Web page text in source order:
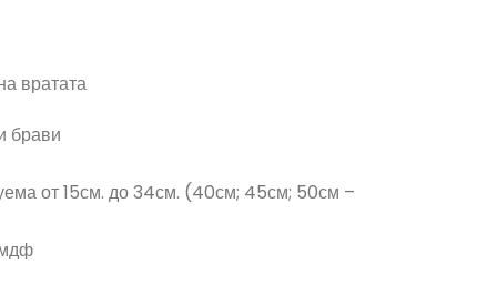
вратата
брави
от 15см. до 34см. (40см; 45см; 50см –